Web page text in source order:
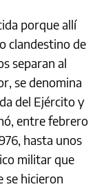
porque allí
clandestino de
separan al
se denomina
del Ejército y
entre febrero
hasta unos
militar que
se hicieron